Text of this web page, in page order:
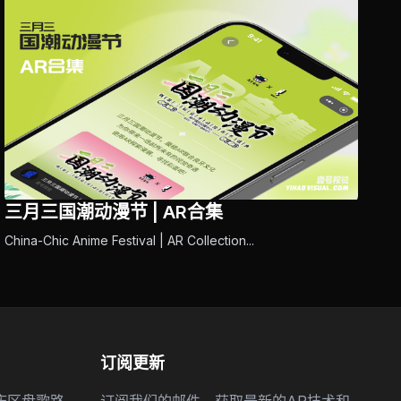
三月三国潮动漫节 | AR合集
China-Chic Anime Festival | AR Collection...
订阅更新